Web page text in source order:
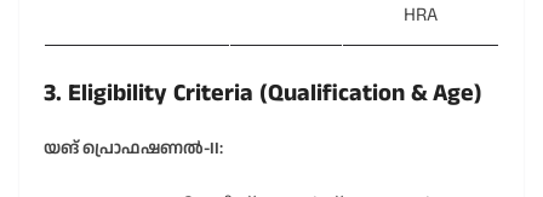
HRA
3. Eligibility Criteria (Qualification & Age)
യങ് പ്രൊഫഷണൽ-II: